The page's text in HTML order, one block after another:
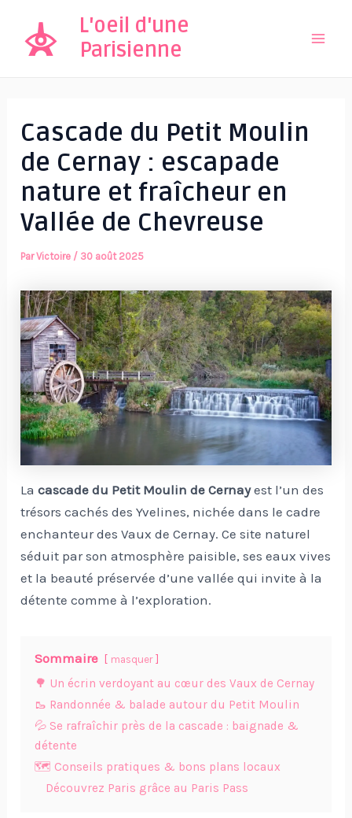
contenu
L'oeil d'une
Parisienne
Cascade du Petit Moulin
de Cernay : escapade
nature et fraîcheur en
Vallée de Chevreuse
ParVictoire / 30 août 2025
Lacascade du Petit Moulin de Cernayest l’un des
trésors cachés des Yvelines, nichée dans le cadre
enchanteur des Vaux de Cernay. Ce site naturel
séduit par son atmosphère paisible, ses eaux vives
et la beauté préservée d’une vallée qui invite à la
détente comme à l’exploration.
Sommaire masquer
🌳 Un écrin verdoyant au cœur des Vaux de Cernay
🥾 Randonnée & balade autour du Petit Moulin
💦 Se rafraîchir près de la cascade : baignade &
détente
🗺️ Conseils pratiques & bons plans locaux
Découvrez Paris grâce au Paris Pass